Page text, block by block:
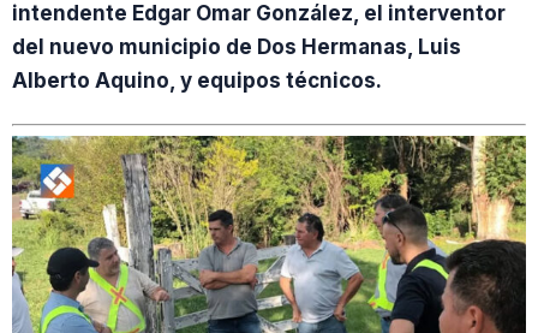
intendente Edgar Omar González, el interventor
del nuevo municipio de Dos Hermanas, Luis
Alberto Aquino, y equipos técnicos.